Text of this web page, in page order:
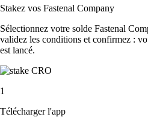
Stakez vos Fastenal Company
Sélectionnez votre solde Fastenal
validez les conditions et confirmez :
est lancé.
1
Télécharger l'app